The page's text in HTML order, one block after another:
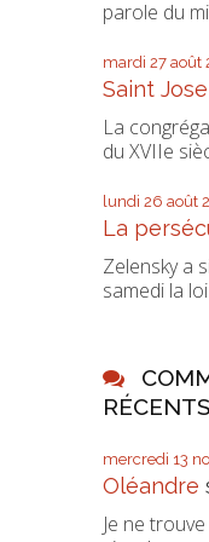
parole du
mardi 27 août
Saint
La
du XVIIe
lundi 26 août
La
Zelensky a
samedi la
RÉCENTS
mercredi 13
Oléandre
Je ne